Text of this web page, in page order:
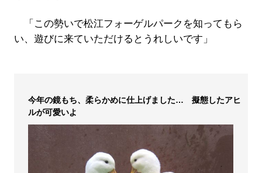
「この勢いで松江フォーゲルパークを知ってもら
い、遊びに来ていただけるとうれしいです」
今年の鏡もち、柔らかめに仕上げました… 擬態したアヒ
ルが可愛いよ